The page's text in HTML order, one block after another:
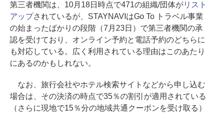
第三者機関は、10月18日時点で471の組織/団体がリスト
アップされているが、STAYNAVIはGo To トラベル事業
の始まったばかりの段階（7月23日）で第三者機関の承
認を受けており、オンライン予約と電話予約のどちらに
も対応している。広く利用されている理由はこのあたり
にあるのかもしれない。
なお、旅行会社やホテル検索サイトなどから申し込む
場合は、その決済の時点で35％の割引が適用されている
（さらに現地で15％分の地域共通クーポンを受け取る）